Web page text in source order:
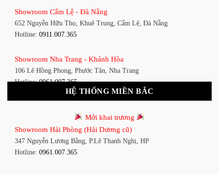
348 Đ. Bạch Đằng, P. 14, Bình Thạnh, TP HCM
Hotline:0911.007.365
591 Hoàng Văn Thụ, P. 4, Tân Bình, TP HCM
Hotline:0961.007.365
Showroom Tân Bình 2 - TP. HCM
0911.007.365
Showroom Thuận An - Bình Dương
66 đường DT743, An Phú, Thuận An, Bình Dương
Showroom Cẩm Lệ - Đà Nẵng
652 Nguyễn Hữu Thọ, Khuê Trung, Cẩm Lệ, Đà Nẵng
Hotline: 0911.007.365
Showroom Nha Trang - Khánh Hòa
106 Lê Hồng Phong, Phước Tân, Nha Trang
Hotline:0961.007.365
27-29 Nguyễn Sỹ Sách, Hưng Bình, TP Vinh, Nghệ An
Hotline:0911.007.365
Showroom Buôn Ma Thuột
HỆ THỐNG MIỀN BẮC
Mới khai trương
Showroom Hải Phòng (Hải Dương cũ)
347 Nguyễn Lương Bằng, P.Lê Thanh Nghị, HP
Hotline: 0961.007.365